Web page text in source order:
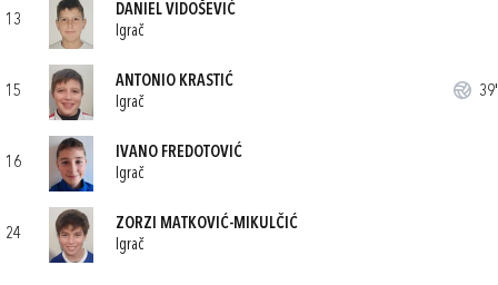
13
DANIEL VIDOŠEVIĆ
Igrač
15
ANTONIO KRASTIĆ
Igrač
39'
16
IVANO FREDOTOVIĆ
Igrač
24
ZORZI MATKOVIĆ-MIKULČIĆ
Igrač